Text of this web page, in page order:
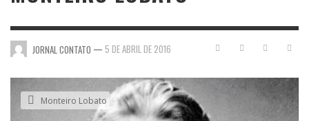
JORNAL CONTATO — 5 DE ABRIL DE 2016
Monteiro Lobato